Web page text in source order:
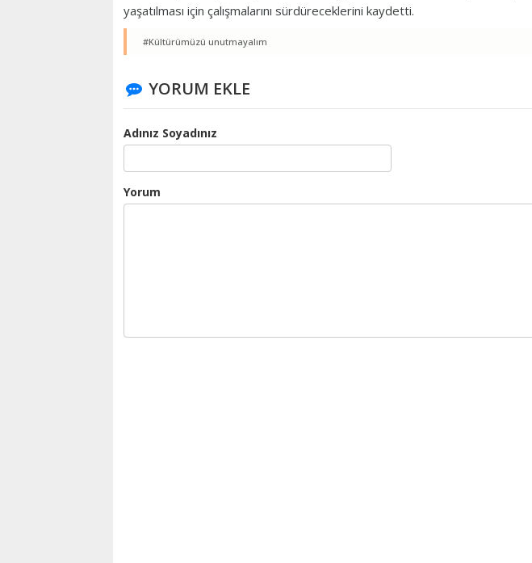
yaşatılması için çalışmalarını sürdüreceklerini kaydetti.
#Kültürümüzü unutmayalım
YORUM EKLE
Adınız Soyadınız
Yorum